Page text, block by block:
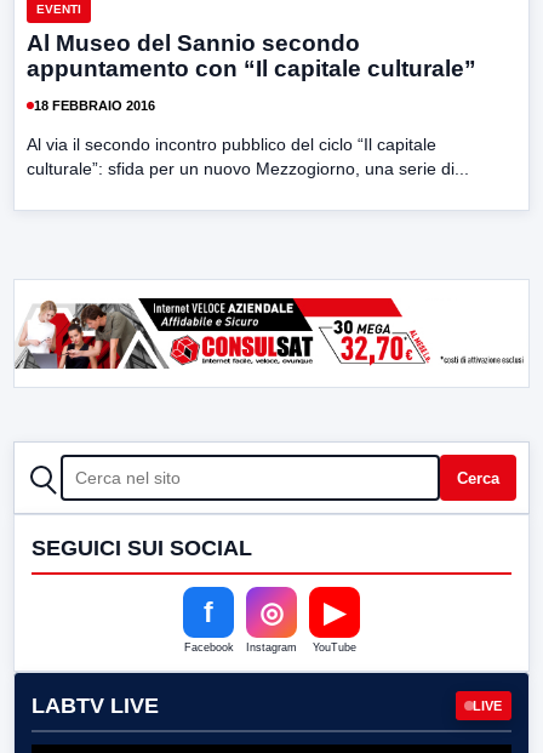
EVENTI
Al Museo del Sannio secondo
appuntamento con “Il capitale culturale”
18 FEBBRAIO 2016
Al via il secondo incontro pubblico del ciclo “Il capitale
culturale”: sfida per un nuovo Mezzogiorno, una serie di...
CERCA Cerca
SEGUICI SUI SOCIAL
f
Facebook
◎
Instagram
▶
YouTube
LABTV LIVE LIVE